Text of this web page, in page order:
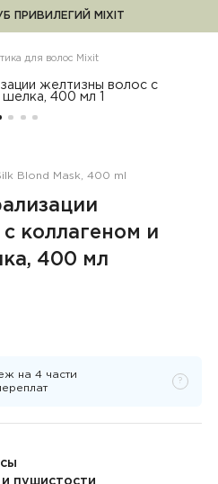
ПРИВИЛЕГИЙ MIXIT
для волос Mixit
Blond Mask, 400 ml
коллагеном и
400 мл
на4 части
Узнать
?
пушистости